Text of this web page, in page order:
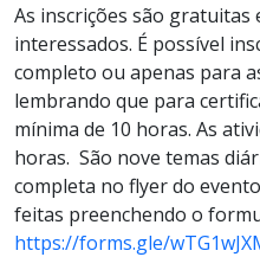
As inscrições são gratuitas
interessados. É possível
completo ou apenas para
lembrando que para
mínima de 10 horas. As
horas. São nove temas
completa no flyer do
feitas preenchendo o
https://forms.gle/